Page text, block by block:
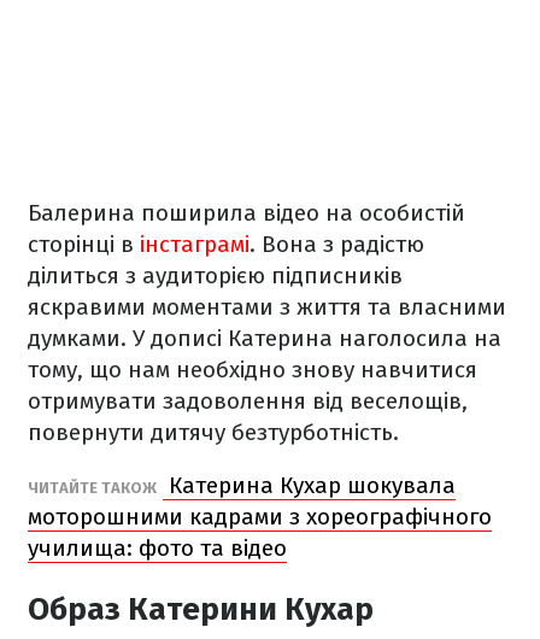
Балерина поширила відео на особистій
сторінці в інстаграмі. Вона з радістю
ділиться з аудиторією підписників
яскравими моментами з життя та власними
думками. У дописі Катерина наголосила на
тому, що нам необхідно знову навчитися
отримувати задоволення від веселощів,
повернути дитячу безтурботність.
ЧИТАЙТЕ ТАКОЖ
Катерина Кухар шокувала
моторошними кадрами з хореографічного
училища: фото та відео
Образ Катерини Кухар